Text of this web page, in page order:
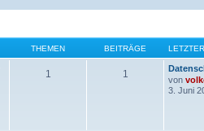
THEMEN BEITRÄGE
1 1
von
3. Juni